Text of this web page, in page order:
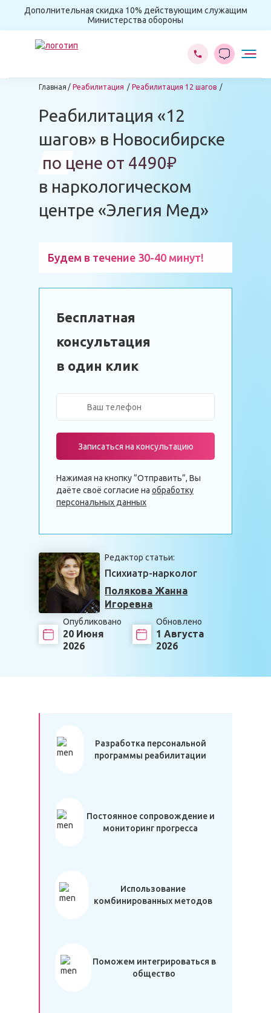
Дополнительная скидка 10% действующим служащим
Министерства обороны
Главная Реабилитация Реабилитация 12 шагов
Реабилитация «12
шагов» в Новосибирске
по цене от 4490₽
в наркологическом
центре «Элегия Мед»
Будем в течение 30-40 минут!
Бесплатная
консультация
в один клик
Записаться на консультацию
Нажимая на кнопку ”Отправить”, Вы
даёте своё согласие на обработку
персональных данных
Редактор статьи:
Психиатр-нарколог
Полякова Жанна
Игоревна
Опубликовано
20 Июня
2026
Обновлено
1 Августа
2026
Разработка персональной
программы реабилитации
Постоянное сопровождение и
мониторинг прогресса
Использование
комбинированных методов
Поможем интегрироваться в
общество